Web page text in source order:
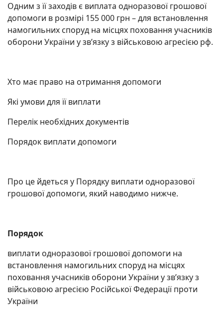
Одним з її заходів є виплата одноразової грошової
допомоги в розмірі 155 000 грн – для встановлення
намогильних споруд на місцях поховання учасників
оборони України у зв’язку з військовою агресією рф.
Хто має право на отримання допомоги
Які умови для її виплати
Перелік необхідних документів
Порядок виплати допомоги
Про це йдеться у Порядку виплати одноразової
грошової допомоги, який наводимо нижче.
Порядок
виплати одноразової грошової допомоги на
встановлення намогильних споруд на місцях
поховання учасників оборони України у зв’язку з
військовою агресією Російської Федерації проти
України